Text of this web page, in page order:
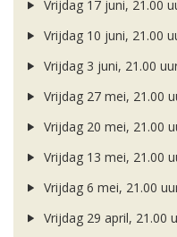
Vrijdag 17 juni, 21.00
Vrijdag 10 juni, 21.00
Vrijdag 3 juni, 21.00
Vrijdag 27 mei, 21.00
Vrijdag 20 mei, 21.00
Vrijdag 13 mei, 21.00
Vrijdag 6 mei, 21.00
Vrijdag 29 april, 21.00